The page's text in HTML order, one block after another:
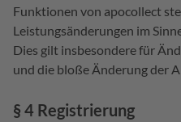
Funktionen von apocollect
Leistungsänderungen im
Dies gilt insbesondere für
und die bloße Änderung der
§ 4 Registrierung